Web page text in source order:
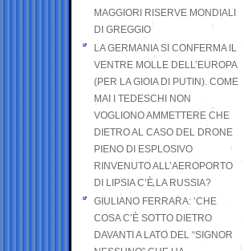
MAGGIORI RISERVE MONDIALI
DI GREGGIO
LA GERMANIA SI CONFERMA IL
VENTRE MOLLE DELL’EUROPA
(PER LA GIOIA DI PUTIN). COME
MAI I TEDESCHI NON
VOGLIONO AMMETTERE CHE
DIETRO AL CASO DEL DRONE
PIENO DI ESPLOSIVO
RINVENUTO ALL’AEROPORTO
DI LIPSIA C’È LA RUSSIA?
GIULIANO FERRARA: ’CHE
COSA C’È SOTTO DIETRO
DAVANTI A LATO DEL “SIGNOR